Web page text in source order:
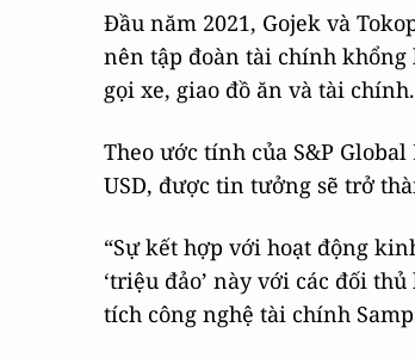
Đầu năm 2021, Gojek và
nên tập đoàn tài chính khổng
gọi xe, giao đồ ăn và tài chính.
Theo ước tính của S&P
USD, được tin tưởng sẽ trở
“Sự kết hợp với hoạt động
‘triệu đảo’ này với các đối
tích công nghệ tài chính